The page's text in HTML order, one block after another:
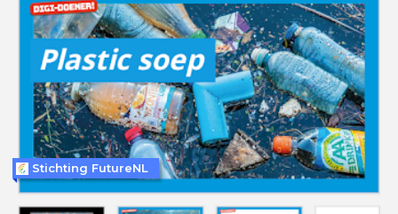
Stichting FutureNL